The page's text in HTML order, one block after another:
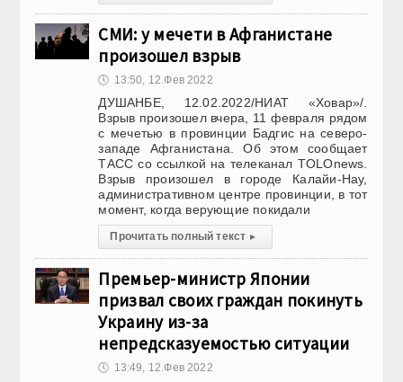
СМИ: у мечети в Афганистане
произошел взрыв
🕔 13:50, 12.Фев 2022
ДУШАНБЕ, 12.02.2022/НИАТ «Ховар»/.
Взрыв произошел вчера, 11 февраля рядом
с мечетью в провинции Бадгис на северо-
западе Афганистана. Об этом сообщает
ТАСС со ссылкой на телеканал TOLOnews.
Взрыв произошел в городе Калайи-Нау,
административном центре провинции, в тот
момент, когда верующие покидали
Прочитать полный текст ▸
Премьер-министр Японии
призвал своих граждан покинуть
Украину из-за
непредсказуемостью ситуации
🕔 13:49, 12.Фев 2022